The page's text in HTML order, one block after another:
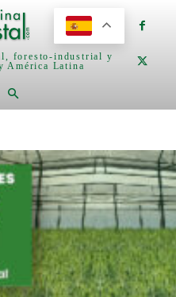
foresto-industrial y
América Latina